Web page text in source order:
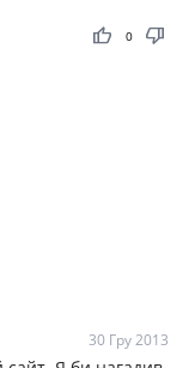
thumb_up thumb_down
0
30 Гру 2013